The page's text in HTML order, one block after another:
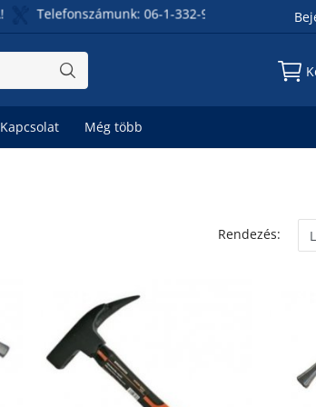
Telefonszámunk: 06-1-332-93-78 és 06-30-515-
Kapcsolat Még több
Rendezés: